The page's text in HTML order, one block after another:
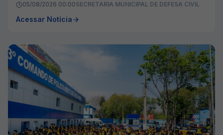
05/08/2026 00:00SECRETARIA MUNICIPAL DE DEFESA CIVIL
Acessar Notícia